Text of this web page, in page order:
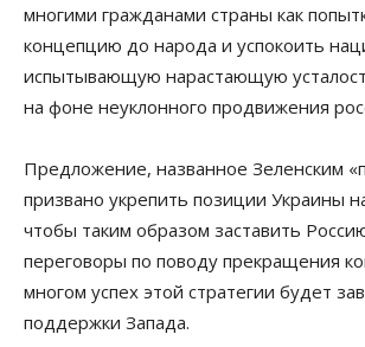
многими гражданами страны как
концепцию до народа и успокоить
испытывающую нарастающую
на фоне неуклонного продвижения
Предложение, названное Зеленским
призвано укрепить позиции Украины
чтобы таким образом заставить
переговоры по поводу прекращения
многом успех этой стратегии будет
поддержки Запада.